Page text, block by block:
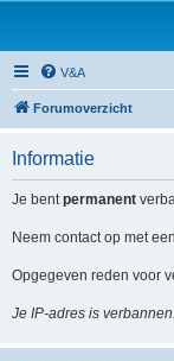
V&A
Forumoverzicht
Informatie
Je bentpermanent
Neem contact op met een
Opgegeven reden voor
Je IP-adres is verbannen.